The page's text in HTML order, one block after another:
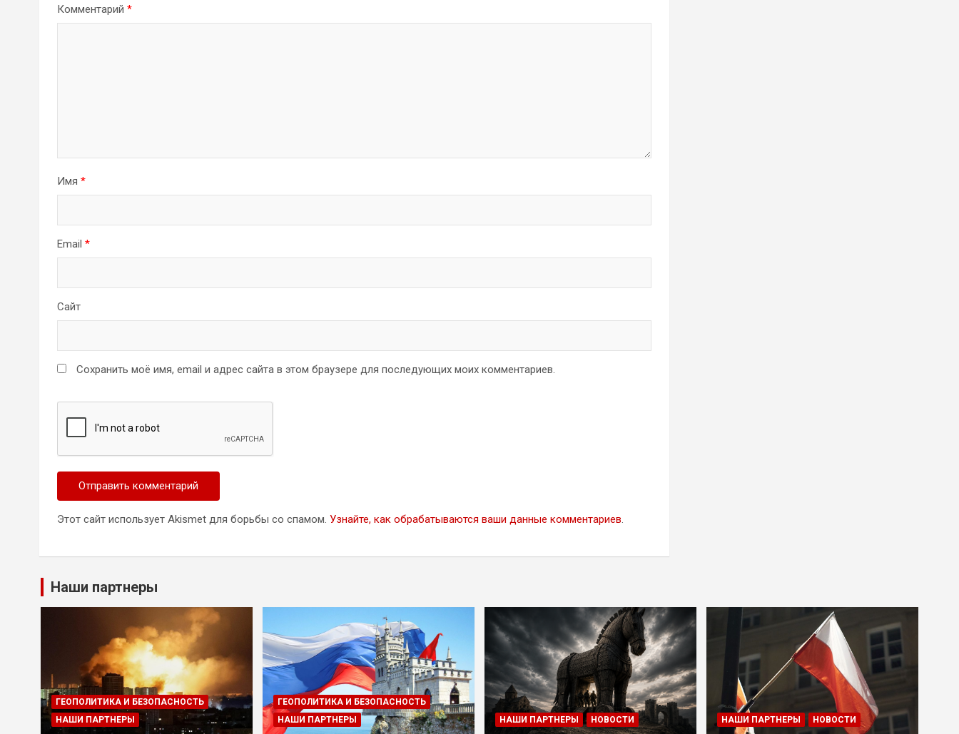
Комментарий *
Имя *
Email *
Сайт
Сохранить моё имя, email и адрес сайта в этом браузере для последующих моих комментариев.
Этот сайт использует Akismet для борьбы со спамом. Узнайте, как обрабатываются ваши данные комментариев.
Наши партнеры
ГЕОПОЛИТИКА И БЕЗОПАСНОСТЬ
НАШИ ПАРТНЕРЫ
ГЕОПОЛИТИКА И БЕЗОПАСНОСТЬ
НАШИ ПАРТНЕРЫ
НАШИ ПАРТНЕРЫ НОВОСТИ НАШИ ПАРТНЕРЫ НОВОСТИ